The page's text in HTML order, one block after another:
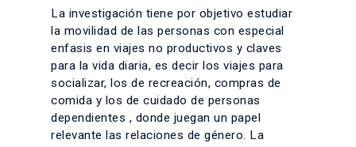
La investigación tiene por objetivo estudiar
la movilidad de las personas con especial
enfasis en viajes no productivos y claves
para la vida diaria, es decir los viajes para
socializar, los de recreación, compras de
comida y los de cuidado de personas
dependientes , donde juegan un papel
relevante las relaciones de género. La